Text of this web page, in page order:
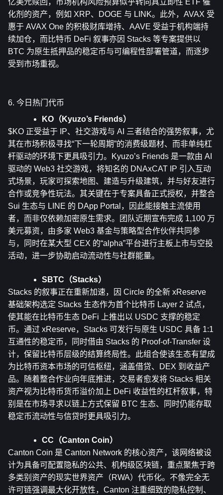
亿美元赎回，市场机构风险预算似乎转向具立即性 ETF 催
化剂的资产，例如 XRP、DOGE 与 LINK。此外，AVAX 受
惠于 AVAX One 的积极财库增持、AAVE 受益于机构端持
续加仓，而比特币 DeFi 叙事亦因 Stacks 等专案提供以
BTC 为原生抵押品的稳定币与可编程性部署管道，而逐步
受到市场重视。
6. 今日热门代币
KO（Kyuzo’s Friends）
$KO 正受益于 IP、社交游戏与 AI 三者结合的强势叙事，尤
其在市场积极寻找“下一轮周期”的消费级题材、而非单纯杠
杆驱动的环境下更具吸引力。Kyuzo’s Friends 是一款由 AI
驱动的 Web3 社交游戏，将知名的 DNAxCAT IP 引入互动
式场景，玩家可探索地图、建造与升级建筑，并与好友进行
合作或竞争性玩法。其关键在于专案具备正式授权，并整合
Sui 生态与 LINE 的 DApp Portal，因此能接触主流使用
者，而非仅依赖加密原生需求。团队近期宣布完成 1,100 万
美元募资，由多家 Web3 基金与策略型合作伙伴共同参
与，同时在某大型 CEX 的“alpha”平台进行主板上市与空投
活动，进一步协助启动流动性与社群能量。
SBTC（Stacks）
Stacks 的叙事正在重新加速，因 Circle 的全新 xReserve
基础架构选定 Stacks 生态作为首个比特币 Layer 2 试点，
使其能在比特币生态 DeFi 上推出以 USDC 支撑的稳定
币。通过 xReserve，Stacks 可发行与原生 USDC 具备 1:1
互通性的稳定币，同时借由 Stacks 的 Proof-of-Transfer 设
计，保留比特币层级的结算终局性。此组合使该生态有望成
为比特币资本市场的可信枢纽，涵盖借贷、DEX 到收益产
品。随着整合作业向年底推进，交易者愈发将 Stacks 相关
资产视为比特币货币溢价加上 DeFi 收益性的杠杆叙事，特
别是在市场寻求以链上方式保留 BTC 生态、同时仍能存取
稳定币流动性与信贷时更具吸引力。
CC（Canton Coin）
Canton Coin 是 Canton Network 的核心资产，该网络被设
计为具备可配置隐私的公共、机构级区块链，重点聚焦于跨
多类别资产的现实世界资产（RWA）代币化。不像完全无
许可链强调最大化开放性，Canton 注重细致的隐私控制、